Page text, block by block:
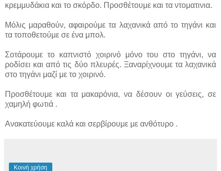
κρεμμυδάκια και το σκόρδο. Προσθέτουμε και τα ντοματινια.
Μόλις μαραθούν, αφαιρούμε τα λαχανικά από το τηγάνι και
τα τοποθετούμε σε ένα μπολ.
Σοτάρουμε το καπνιστό χοιρινό μόνο του στο τηγάνι, να
ροδίσει και από τις δύο πλευρές. Ξαναρίχνουμε τα λαχανικά
στο τηγάνι μαζί με το χοιρινό.
Προσθέτουμε και τα μακαρόνια, να δέσουν οι γεύσεις, σε
χαμηλή φωτιά .
Ανακατεύουμε καλά και σερβίρουμε με ανθότυρο .
Κοινή χρήση